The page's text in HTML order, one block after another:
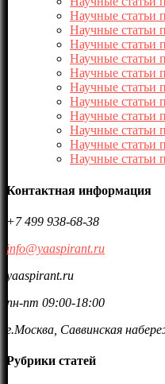
Научные статьи
Научные статьи
Научные статьи
Научные статьи
Научные статьи
Научные статьи
Научные статьи
Научные статьи
Научные статьи
Научные статьи
Научные статьи
Контактная информация
+7 499 938-68-38
info@yaaspirant.ru
yaaspirant.ru
пн-пт 09:00-18:00
г.Москва, Саввинская
Рубрики статей